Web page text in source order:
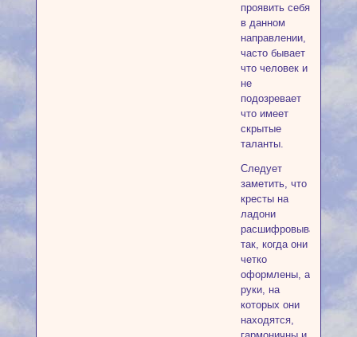
проявить себя
в данном
направлении,
часто бывает
что человек и
не
подозревает
что имеет
скрытые
таланты.
Следует
заметить, что
кресты на
ладони
расшифровываются
так, когда они
четко
оформлены, а
руки, на
которых они
находятся,